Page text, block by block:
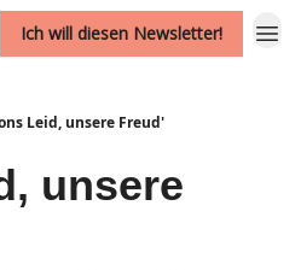
Ich will diesen Newsletter!
Leid, unsere Freud'
unsere